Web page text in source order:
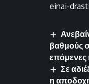
einai-
βαθμούς
επόμενες
Σε
η